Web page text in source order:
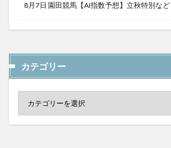
8月7日 園田競馬【AI指数予想】立秋特別など
カテゴリー